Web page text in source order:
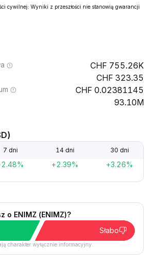
cywilnej: Wyniki z przeszłości nie stanowią gwarancji
755.26K
323.35
0.02381145
93.10M
7 dni 14 dni 30 dni
+2.39% +3.26%
o ENIMZ (ENIMZ)?
Słabo
charakter wyłącznie informacyjny.